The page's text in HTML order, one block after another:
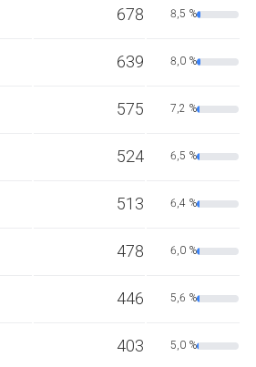
678 8,5 %
639 8,0 %
575 7,2 %
524 6,5 %
513 6,4 %
478 6,0 %
446 5,6 %
403 5,0 %